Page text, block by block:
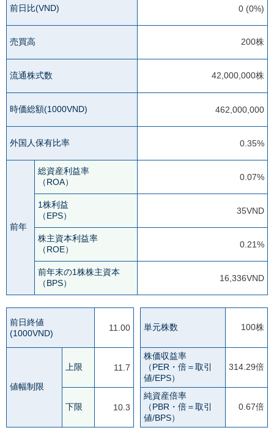
前日比(VND) 0 (0%)
売買高 200株
流通株式数 42,000,000株
時価総額(1000VND) 462,000,000
外国人保有比率 0.35%
前年
総資産利益率
（ROA）
0.07%
1株利益
（EPS）
35VND
株主資本利益率
（ROE）
0.21%
前年末の1株株主資本
（BPS）
16,336VND
前日終値
(1000VND)
11.00
値幅制限
上限 11.7
下限 10.3
単元株数 100株
株価収益率
（PER・倍＝取引
値/EPS）
314.29倍
純資産倍率
（PBR・倍＝取引
値/BPS）
0.67倍